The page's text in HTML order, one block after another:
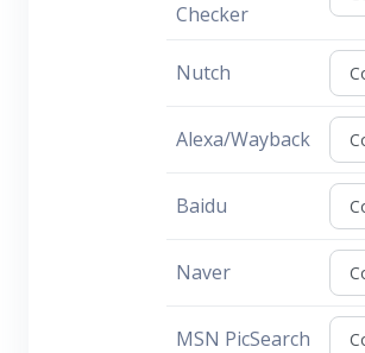
Checker
Nutch
Alexa/Wayback
Baidu
Naver
MSN PicSearch